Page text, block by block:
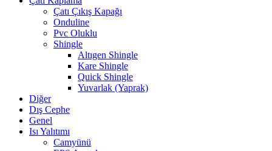
Çatı Çıkış Kapağı
Onduline
Pvc Oluklu
Shingle
Altıgen Shingle
Kare Shingle
Quick Shingle
Yuvarlak (Yaprak)
Diğer
Dış Cephe
Genel
Isı Yalıtımı
Camyünü